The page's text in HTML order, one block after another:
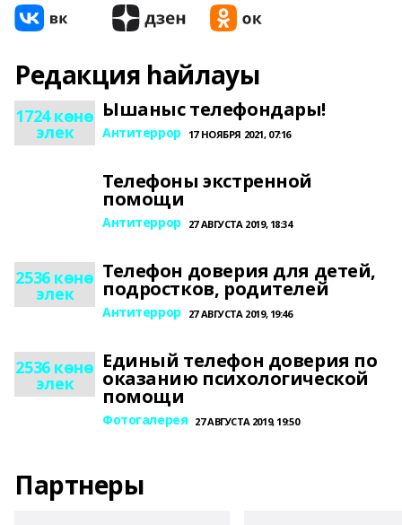
Редакция һайлауы
1724 көнө
элек
Ышаныс телефондары!
Антитеррор 17 НОЯБРЯ 2021, 07:16
Телефоны экстренной
помощи
Антитеррор 27 АВГУСТА 2019, 18:34
2536 көнө
элек
Телефон доверия для детей,
подростков, родителей
Антитеррор 27 АВГУСТА 2019, 19:46
2536 көнө
элек
Единый телефон доверия по
оказанию психологической
помощи
Фотогалерея 27 АВГУСТА 2019, 19:50
Партнеры